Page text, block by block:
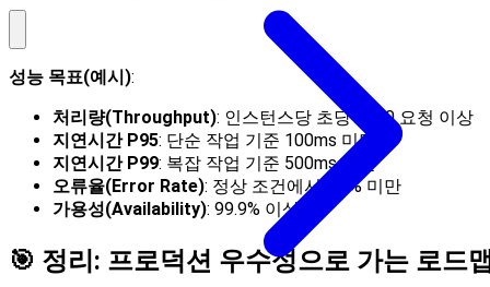
성능 목표(예시):
처리량(Throughput): 인스턴스당 초당 1000 요청 이상
지연시간 P95: 단순 작업 기준 100ms 미만
지연시간 P99: 복잡 작업 기준 500ms 미만
오류율(Error Rate): 정상 조건에서 0.1% 미만
가용성(Availability): 99.9% 이상
🎯 정리: 프로덕션 우수성으로 가는 로드